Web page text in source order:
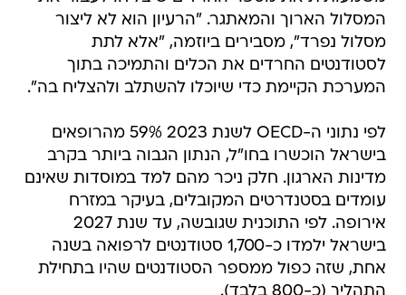
לסטודנטים החרדים את הכלים והתמיכה בתוך
המערכת הקיימת כדי שיוכלו להשתלב ולהצליח בה".
לפי נתוני ה-OECD לשנת 2023 59% מהרופאים
מדינות הארגון. חלק ניכר מהם למד במוסדות שאינם
עומדים בסטנדרטים המקובלים, בעיקר במזרח
אירופה. לפי התוכנית שגובשה, עד שנת 2027
בישראל ילמדו כ-1,700 סטודנטים לרפואה בשנה
אחת, שזה כפול ממספר הסטודנטים שהיו בתחילת
התהליך (כ-800 בלבד).